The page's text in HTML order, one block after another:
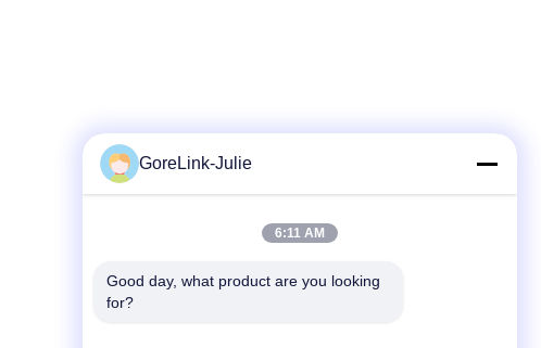
86-755-89320995
GoreLink-Julie
6:11 AM
Good day, what product are you looking
for?